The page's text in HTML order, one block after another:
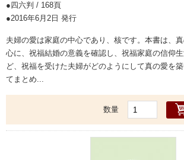
四六判 / 168頁
2016年6月2日 発行
夫婦の愛は家庭の中心であり、核です。本書は、
心に、祝福結婚の意義を確認し、祝福家庭の信仰
ど、祝福を受けた夫婦がどのようにして真の愛を
てまとめ...
数量